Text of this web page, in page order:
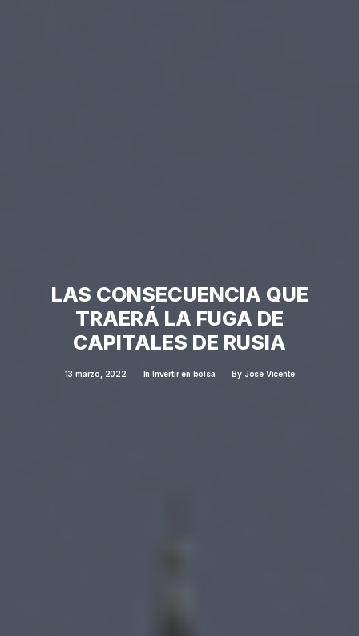
LAS CONSECUENCIA QUE
TRAERÁ LA FUGA DE
CAPITALES DE RUSIA
13 marzo, 2022 In Invertir en bolsa By José Vicente